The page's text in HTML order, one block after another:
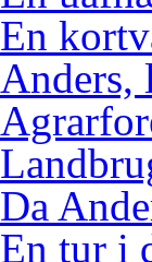
En
Anders,
Da
En tur i